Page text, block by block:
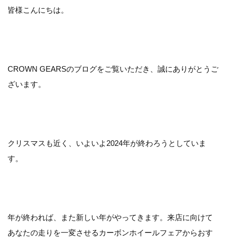
皆様こんにちは。
CROWN GEARSのブログをご覧いただき、誠にありがとうご
ざいます。
クリスマスも近く、いよいよ2024年が終わろうとしていま
す。
年が終われば、また新しい年がやってきます。来店に向けて
あなたの走りを一変させるカーボンホイールフェアからおす